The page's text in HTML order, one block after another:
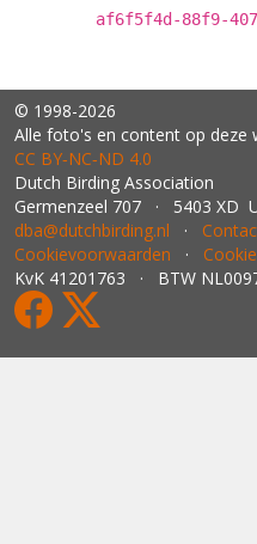
af6f5f4d-88f9-
© 1998-2026
Alle foto's en content op deze
CC BY‑NC‑ND 4.0
Dutch Birding Association
Germenzeel 707 · 5403 XD
dba@dutchbirding.nl ·
Cookievoorwaarden ·
KvK 41201763 · BTW